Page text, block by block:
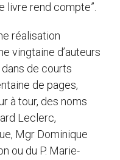
livre rend compte”.
réalisation
vingtaine d’auteurs
de courts
de pages,
à tour, des noms
Leclerc,
Mgr Dominique
ou du P. Marie-